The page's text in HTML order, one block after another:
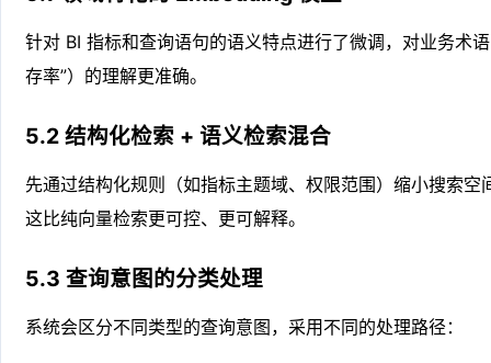
针对 BI 指标和查询语句的语义特点进行了微调，对业务术语
存率”）的理解更准确。
5.2 结构化检索 + 语义检索混合
先通过结构化规则（如指标主题域、权限范围）缩小搜索空
这比纯向量检索更可控、更可解释。
5.3 查询意图的分类处理
系统会区分不同类型的查询意图，采用不同的处理路径：